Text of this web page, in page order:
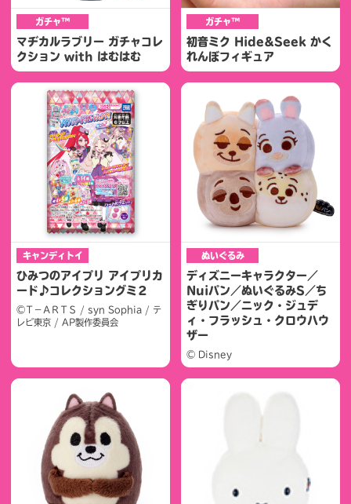
ガチャ™
マヂカルラブリー ガチャコレ
クション with はむはむ
ガチャ™
初音ミク Hide&Seek かく
れんぼフィギュア
キャンディトイ
ひみつのアイプリ アイプリカ
ード♪コレクショングミ２
©Ｔ－ＡＲＴＳ / syn Sophia / テ
レビ東京 / AP製作委員会
ぬいぐるみ
ディズニーキャラクター／
Nuiパン／ぬいぐるみS／ち
ぎりパン／ニック・ジュデ
ィ・フラッシュ・クロウハウ
ザー
© Disney